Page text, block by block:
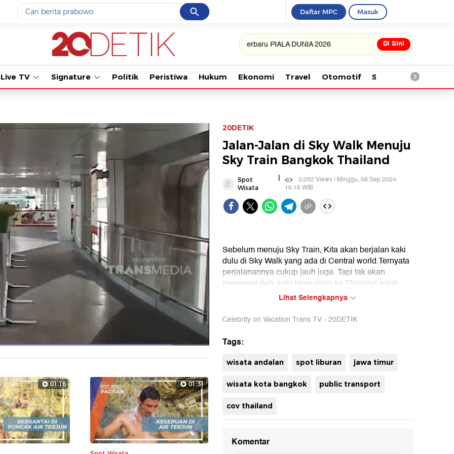
Cancel
Yang sedang ramai dicari
gempa hari ini
#3gempa
#5prabowo
Terakhir yang dicari
Loading...
Daftar MPC Masuk
Tonton kabar terbaru PIALA DUNIA 2026 Di Sini
Live TV Signature Politik Peristiwa Hukum Ekonomi Travel Otomotif Saintek
:
01:16 01:31
20DETIK
Jalan-Jalan di Sky Walk Menuju
Sky Train Bangkok Thailand
Spot
Wisata
|
3,052 Views | Minggu, 08 Sep 2024
16:16 WIB
Sebelum menuju Sky Train, Kita akan berjalan kaki
dulu di Sky Walk yang ada di Central world.Ternyata
perjalanannya cukup jauh juga. Tapi tak akan
menyesal deh, kalo jalan-jalan ke Thailand wajib
pakai Sky Train.
Dok : Celebrity on Vacation Trans TV(grh)
Lihat Selengkapnya
Celebrity on Vacation Trans TV - 20DETIK
Tags:
wisata andalan spot liburan jawa timur
wisata kota bangkok public transport
cov thailand